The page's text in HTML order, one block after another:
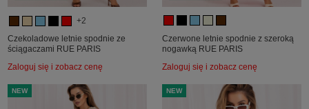
+2
Czekoladowe letnie spodnie ze
ściągaczami RUE PARIS
Zaloguj się i zobacz cenę
Czerwone letnie spodnie z szeroką
nogawką RUE PARIS
Zaloguj się i zobacz cenę
NEW NEW